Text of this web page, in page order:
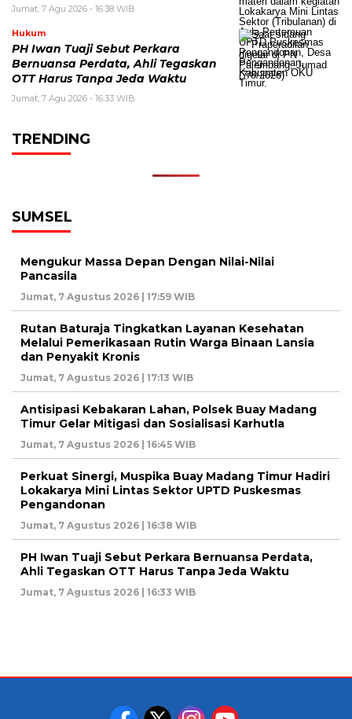
Jumat, 7 Agu 2026 - 16:38 WIB
Hukum
PH Iwan Tuaji Sebut Perkara
Bernuansa Perdata, Ahli Tegaskan
OTT Harus Tanpa Jeda Waktu
Jumat, 7 Agu 2026 - 16:33 WIB
TRENDING
SUMSEL
Mengukur Massa Depan Dengan Nilai-Nilai
Pancasila
Jumat, 7 Agustus 2026 | 17:59 WIB
Rutan Baturaja Tingkatkan Layanan Kesehatan
Melalui Pemerikasaan Rutin Warga Binaan Lansia
dan Penyakit Kronis
Jumat, 7 Agustus 2026 | 17:13 WIB
Antisipasi Kebakaran Lahan, Polsek Buay Madang
Timur Gelar Mitigasi dan Sosialisasi Karhutla
Jumat, 7 Agustus 2026 | 16:45 WIB
Perkuat Sinergi, Muspika Buay Madang Timur Hadiri
Lokakarya Mini Lintas Sektor UPTD Puskesmas
Pengandonan
Jumat, 7 Agustus 2026 | 16:38 WIB
PH Iwan Tuaji Sebut Perkara Bernuansa Perdata,
Ahli Tegaskan OTT Harus Tanpa Jeda Waktu
Jumat, 7 Agustus 2026 | 16:33 WIB